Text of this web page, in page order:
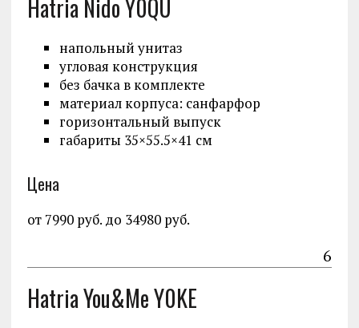
Hatria Nido Y0QU
напольный унитаз
угловая конструкция
без бачка в комплекте
материал корпуса: санфарфор
горизонтальный выпуск
габариты 35×55.5×41 см
Цена
от 7990 руб. до 34980 руб.
6
Hatria You&Me Y0KE